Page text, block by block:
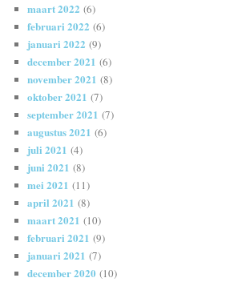
maart 2022 (6)
februari 2022 (6)
januari 2022 (9)
december 2021 (6)
november 2021 (8)
oktober 2021 (7)
september 2021 (7)
augustus 2021 (6)
juli 2021 (4)
juni 2021 (8)
mei 2021 (11)
april 2021 (8)
maart 2021 (10)
februari 2021 (9)
januari 2021 (7)
december 2020 (10)